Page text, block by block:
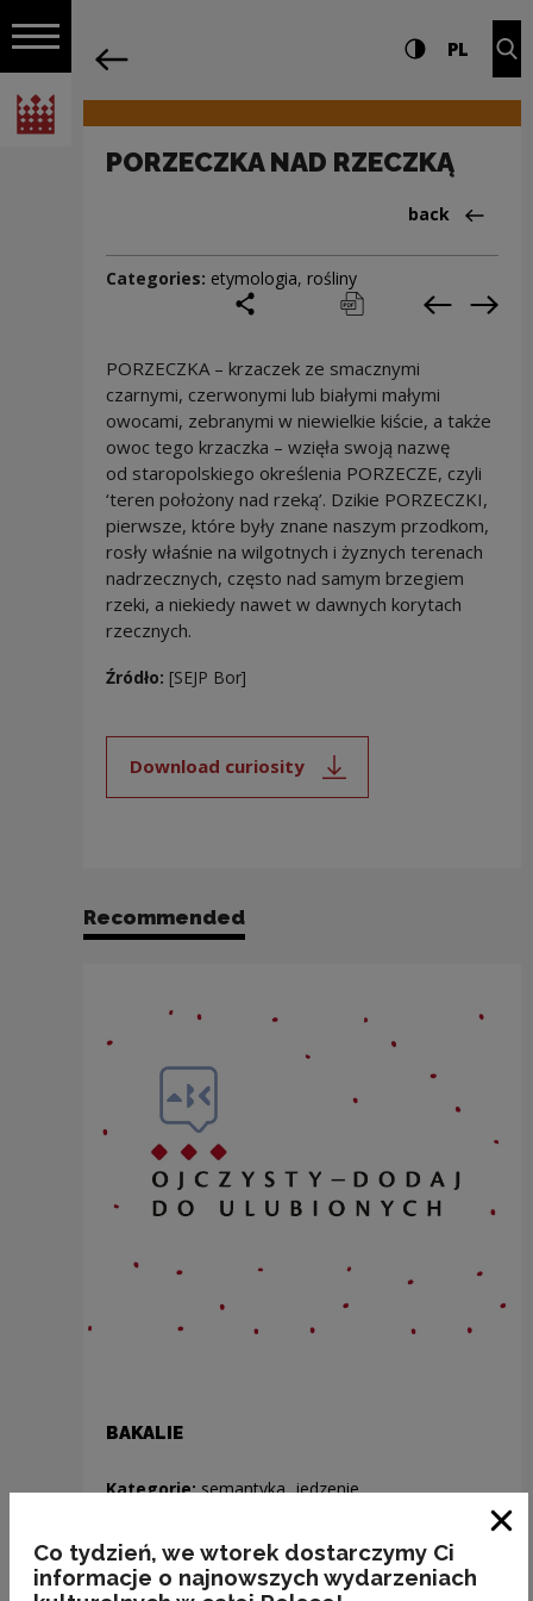
Open navigation
National Centre for Culture Poland
Navigation Settings and search
High contrast
PL
PORZECZKA NAD RZECZKĄ
Back
back
Categories: etymologia, rośliny
print pobierz Previous
PORZECZKA – krzaczek ze smacznymi
czarnymi, czerwonymi lub białymi małymi
owocami, zebranymi w niewielkie kiście, a także
owoc tego krzaczka – wzięła swoją nazwę
od staropolskiego określenia PORZECZE, czyli
‘teren położony nad rzeką’. Dzikie PORZECZKI,
pierwsze, które były znane naszym przodkom,
rosły właśnie na wilgotnych i żyznych terenach
nadrzecznych, często nad samym brzegiem
rzeki, a niekiedy nawet w dawnych korytach
rzecznych.
Źródło: [SEJP Bor]
Download curiosity
Note, the link will open in a new
Recommended
BAKALIE
Kategorie:semantyka, jedzenie
Previous slide
Co tydzień, we wtorek dostarczymy Ci
informacje o najnowszych wydarzeniach